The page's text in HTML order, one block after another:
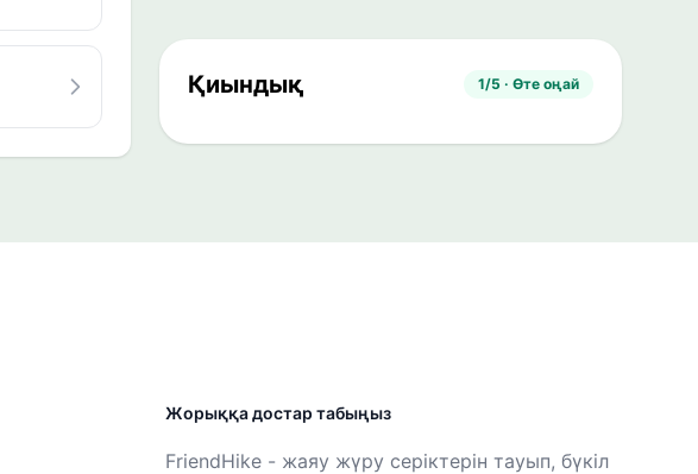
Қиындық 1/5 · Өте оңай
Жорыққа достар табыңыз
FriendHike - жаяу жүру серіктерін тауып, бүкіл